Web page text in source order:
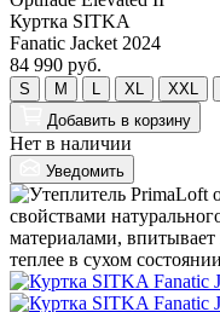
Куртка SITKA
Fanatic Jacket 2024
84 990 руб.
S M XL XXL
Добавить в корзину
Нет в наличии
Уведомить